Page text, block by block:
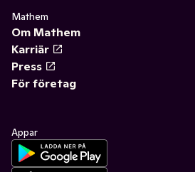
Mathem
Om Mathem
Karriär
Press
För företag
Appar